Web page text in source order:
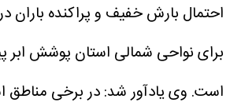
احتمال بارش خفیف و پراکنده باران
برای نواحی شمالی استان پوشش
است. وی یادآور شد: در برخی مناطق